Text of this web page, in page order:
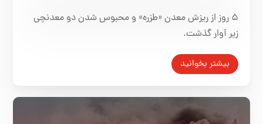
۵ روز از ريزش معدن «طزره» و محبوس شدن دو معدنچی
زير آوار گذشت.
بیشتر بخوانید